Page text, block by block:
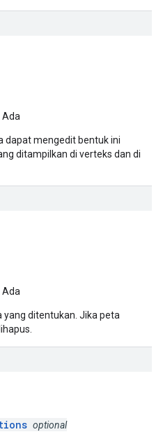
Ada
dapat mengedit bentuk ini
ditampilkan di verteks dan di
Ada
yang ditentukan. Jika peta
optional